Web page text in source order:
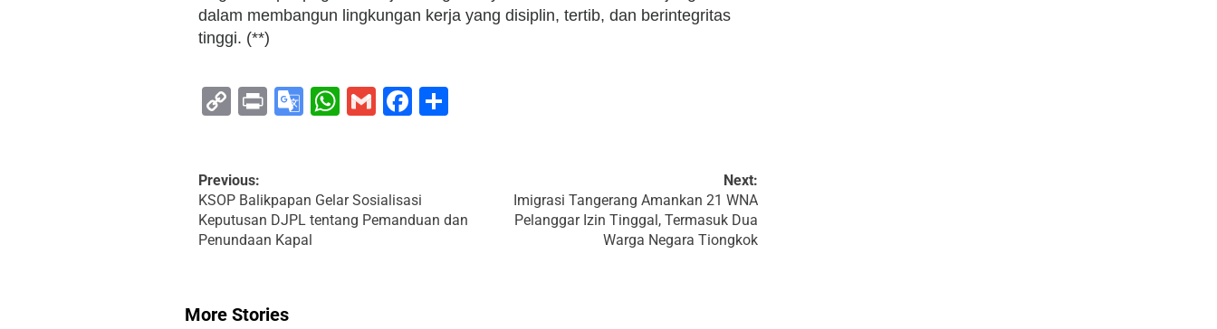
dalam membangun lingkungan kerja yang disiplin, tertib, dan berintegritas
tinggi. (**)
CopyPrintGoogle
WhatsApp
GmailFacebook
Previous:
KSOP Balikpapan Gelar Sosialisasi
Keputusan DJPL tentang Pemanduan dan
Penundaan Kapal
Next:
Imigrasi Tangerang Amankan 21 WNA
Pelanggar Izin Tinggal, Termasuk Dua
Warga Negara Tiongkok
More Stories